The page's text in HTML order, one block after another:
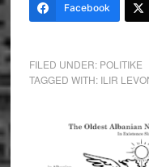
Facebook
FILED UNDER: POLITIKE
TAGGED WITH: ILIR